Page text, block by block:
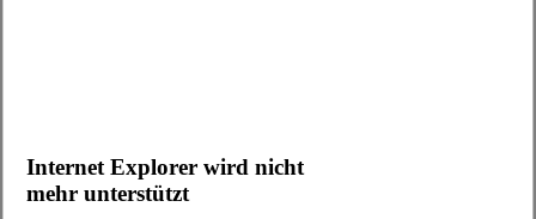
Internet Explorer wird nicht
mehr unterstützt
Kontaktfrage
Ansprechpartner